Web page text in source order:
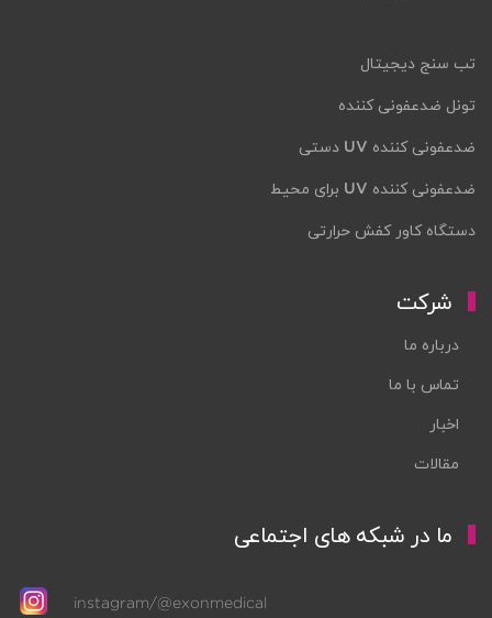
تب سنج دیجیتال
تونل ضدعفونی کننده
ضدعفونی کننده UV دستی
ضدعفونی کننده UV برای محیط
دستگاه کاور کفش حرارتی
شرکت
درباره ما
تماس با ما
اخبار
مقالات
ما در شبکه های اجتماعی
instagram/@exonmedical